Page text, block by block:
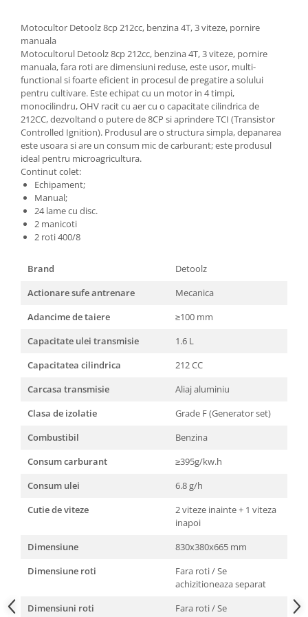
Pistoale de impact electrice si
pneumatice
Pistoale de vopsit
Prelungitoare
Polizoare electrice de banc si
unghiulare
Rindele si freze pentru lemn
Redresoare auto - roboti de
pornire
Suflante cu aer cald
Scari metalice
Scule cu acumulator
Scule pentru electricieni
Truse de scule
Truse de lipit PPR
Ventuze cu brate pentru transport
Hote Traditionale
Hote Incorporabile
Hote Country
Hote Insula
Hote Cupolare
Accesorii, consumabile hote
Masini de tocat carne
Masini de carnati ( CARNATARI )
Masini de spalat vase
Masini de spalat vase incorporabile
Masini de spalat vase
independente
Masini de spalat rufe frontale
Masini de spalat rufe verticale
Uscatoare de rufe
Masini de facut paine
Pachete electrocasnice
incorporabile
Seturi oale
SANDWICH MAKER
Storcatoare de fructe
Televizoare
Motocultor Detoolz 8cp 212cc, benzina 4T, 3 viteze, pornire
manuala
Motocultorul Detoolz 8cp 212cc, benzina 4T, 3 viteze, pornire
manuala, fara roti are dimensiuni reduse, este usor, multi-
functional si foarte eficient in procesul de pregatire a solului
pentru cultivare. Este echipat cu un motor in 4 timpi,
monocilindru, OHV racit cu aer cu o capacitate cilindrica de
212CC, dezvoltand o putere de 8CP si aprindere TCI (Transistor
Controlled Ignition). Produsul are o structura simpla, depanarea
este usoara si are un consum mic de carburant; este produsul
ideal pentru microagricultura.
Continut colet:
Echipament;
Manual;
24 lame cu disc.
2 manicoti
2 roti 400/8
Brand
Detoolz
Actionare sufe antrenare
Mecanica
Adancime de taiere
≥100 mm
Capacitate ulei transmisie
1.6 L
Capacitatea cilindrica
212 CC
Carcasa transmisie
Aliaj aluminiu
Clasa de izolatie
Grade F (Generator set)
Combustibil
Benzina
Consum carburant
≥395g/kw.h
Consum ulei
6.8 g/h
Cutie de viteze
2 viteze inainte + 1 viteza
inapoi
Dimensiune
830x380x665 mm
Dimensiune roti
Fara roti / Se
achizitioneaza separat
Dimensiuni roti
Fara roti / Se